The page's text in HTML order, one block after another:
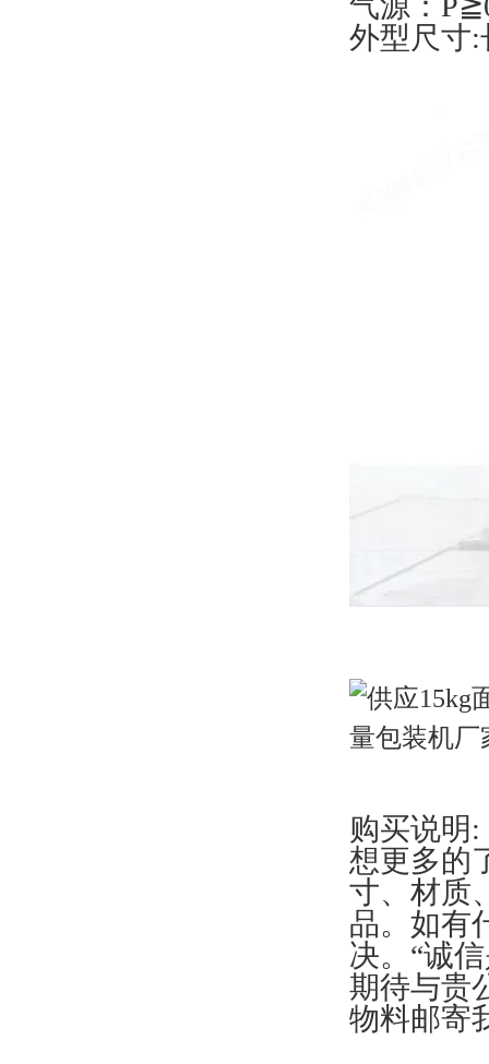
外型尺寸:
购买说明:
想更多的
寸、材质
品。如有
决。“诚
期待与贵
物料邮寄